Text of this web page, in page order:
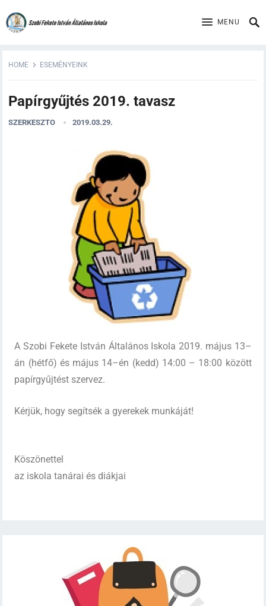
MENU
HOME ESEMÉNYEINK
Papírgyűjtés 2019. tavasz
SZERKESZTO 2019.03.29.
A Szobi Fekete István Általános Iskola 2019. május 13–
án (hétfő) és május 14–én (kedd) 14:00 – 18:00 között
papírgyűjtést szervez.
Kérjük, hogy segítsék a gyerekek munkáját!
Köszönettel
az iskola tanárai és diákjai